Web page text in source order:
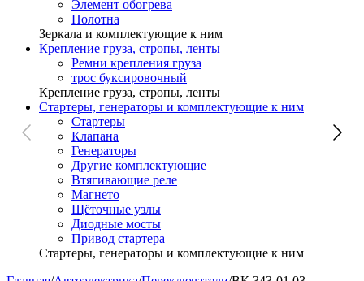
Элемент обогрева
Полотна
Зеркала и комплектующие к ним
Крепление груза, стропы, ленты
Ремни крепления груза
трос буксировочный
Крепление груза, стропы, ленты
Стартеры, генераторы и комплектующие к ним
Стартеры
Клапана
Генераторы
Другие комплектующие
Втягивающие реле
Магнето
Щёточные узлы
Диодные мосты
Привод стартера
Стартеры, генераторы и комплектующие к ним